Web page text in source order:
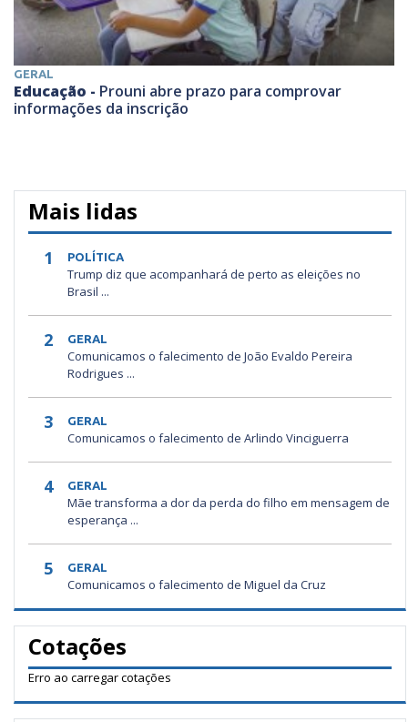
GERAL
Educação - Prouni abre prazo para comprovar
informações da inscrição
Mais lidas
1 POLÍTICA
Trump diz que acompanhará de perto as eleições no
Brasil ...
2 GERAL
Comunicamos o falecimento de João Evaldo Pereira
Rodrigues ...
3 GERAL
Comunicamos o falecimento de Arlindo Vinciguerra
4 GERAL
Mãe transforma a dor da perda do filho em mensagem de
esperança ...
5 GERAL
Comunicamos o falecimento de Miguel da Cruz
Cotações
Erro ao carregar cotações